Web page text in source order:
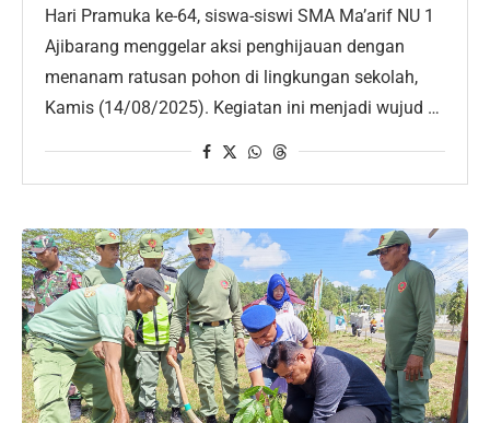
Hari Pramuka ke-64, siswa-siswi SMA Ma’arif NU 1
Ajibarang menggelar aksi penghijauan dengan
menanam ratusan pohon di lingkungan sekolah,
Kamis (14/08/2025). Kegiatan ini menjadi wujud …